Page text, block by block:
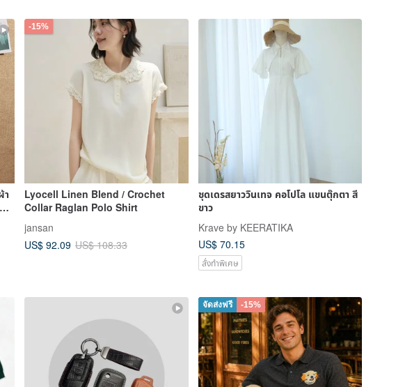
-15%
Lyocell Linen Blend / Crochet
Collar Raglan Polo Shirt
jansan
US$ 92.09 US$ 108.33
ชุดเดรสยาววินเทจ คอโปโล แขนตุ๊กตา สี
ขาว
Krave by KEERATIKA
US$ 70.15
สั่งทำพิเศษ
จัดส่งฟรี -15%